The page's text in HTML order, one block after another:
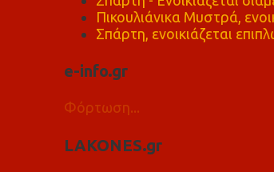
Πικουλιάνικα Μυστρά,
Σπάρτη, ενοικιάζεται
e-info.gr
Φόρτωση...
LAKONES.gr